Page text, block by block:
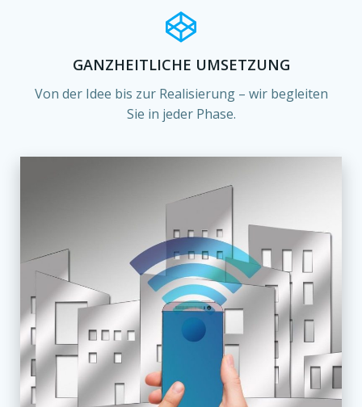
GANZHEITLICHE UMSETZUNG
Von der Idee bis zur Realisierung – wir begleiten
Sie in jeder Phase.